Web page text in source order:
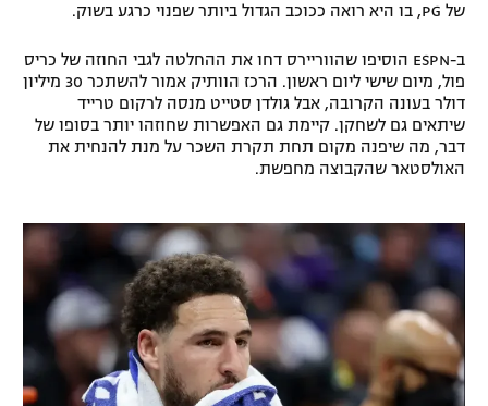
מדיניות פרטיות
תקנון פעילות ספורט 1
רשיון להקרנה פומבית לבית עסק
הצטרפות לחבילת הערוצים
לוח דרושים – ג'ובנט
תגיות
המגזין
אומנויות לחימה
גיימינג E-Sports
של PG, בו היא רואה ככוכב הגדול ביותר שפנוי כרגע בשוק.
ב-ESPN הוסיפו שהווריירס דחו את ההחלטה לגבי החוזה של כריס
פול, מיום שישי ליום ראשון. הרכז הוותיק אמור להשתכר 30 מיליון
דולר בעונה הקרובה, אבל גולדן סטייט מנסה לרקום טרייד
שיתאים גם לשחקן. קיימת גם האפשרות שחוזהו יותר בסופו של
דבר, מה שיפנה מקום תחת תקרת השכר על מנת להנחית את
האולסטאר שהקבוצה מחפשת.